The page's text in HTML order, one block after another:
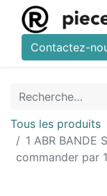
Contactez-
Tous les produits
1 ABR BANDE
commander par